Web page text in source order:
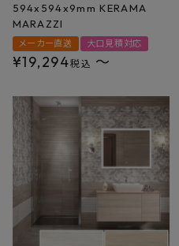
594x594x9mm KERAMA
MARAZZI
メーカー直送 大口見積対応
¥19,294税込 〜